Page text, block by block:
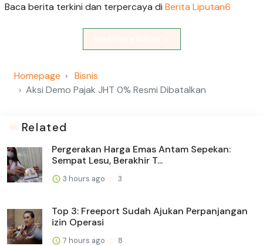
Baca berita terkini dan terpercaya di Berita Liputan6
Homepage
Bisnis
Aksi Demo Pajak JHT 0% Resmi Dibatalkan
Related
Pergerakan Harga Emas Antam Sepekan:
Sempat Lesu, Berakhir T...
3 hours ago 3
Top 3: Freeport Sudah Ajukan Perpanjangan
izin Operasi
7 hours ago 8